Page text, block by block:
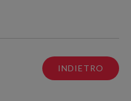
INDIETRO